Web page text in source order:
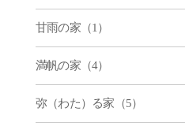
甘雨の家（1）
満帆の家（4）
弥（わた）る家（5）